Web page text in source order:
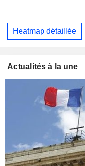
Heatmap détaillée
Actualités à la une